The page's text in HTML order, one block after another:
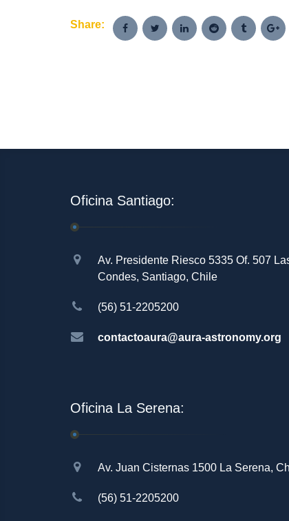
Share:
Oficina Santiago:
Av. Presidente Riesco 5335 Of. 507
Condes, Santiago, Chile
(56) 51-2205200
contactoaura@aura-astronomy.org
Oficina La Serena:
Av. Juan Cisternas 1500 La Serena,
(56) 51-2205200